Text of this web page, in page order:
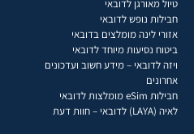
טיול מאורגן לדובאי
חבילות נופש לדובאי
אזורי לינה מומלצים בדובאי
ביטוח נסיעות מיוחד לדובאי
ויזה לדובאי – מידע חשוב ועדכונים
אחרונים
חבילות eSim מומלצות לדובאי
לאיה (LAYA) לדובאי – חוות דעת